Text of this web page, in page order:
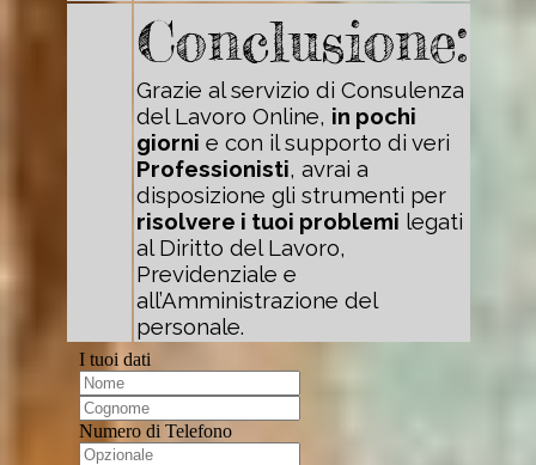
Conclusione:
Grazie al servizio di Consulenza
del Lavoro Online, in pochi
giorni e con il supporto di veri
Professionisti, avrai a
disposizione gli strumenti per
risolvere i tuoi problemi legati
al Diritto del Lavoro,
Previdenziale e
all’Amministrazione del
personale.
I tuoi dati
Numero di Telefono